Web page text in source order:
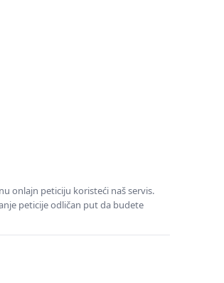
onlajn peticiju koristeći naš servis.
peticije odličan put da budete